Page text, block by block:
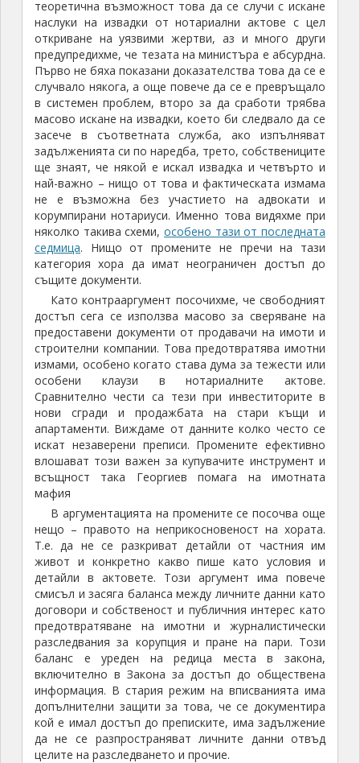
теоретична възможност това да се случи с искане
наслуки на извадки от нотариални актове с цел
откриване на уязвими жертви, аз и много други
предупредихме, че тезата на министъра е абсурдна.
Първо не бяха показани доказателства това да се е
случвало някога, а още повече да се е превръщало
в системен проблем, второ за да сработи трябва
масово искане на извадки, което би следвало да се
засече в съответната служба, ако изпълняват
задълженията си по наредба, трето, собствениците
ще знаят, че някой е искал извадка и четвърто и
най-важно – нищо от това и фактическата измама
не е възможна без участието на адвокати и
корумпирани нотариуси. Именно това видяхме при
няколко такива схеми, особено тази от последната
седмица. Нищо от промените не пречи на тази
категория хора да имат неограничен достъп до
същите документи.
Като контрааргумент посочихме, че свободният
достъп сега се използва масово за сверяване на
предоставени документи от продавачи на имоти и
строителни компании. Това предотвратява имотни
измами, особено когато става дума за тежести или
особени клаузи в нотариалните актове.
Сравнително чести са тези при инвеститорите в
нови сгради и продажбата на стари къщи и
апартаменти. Виждаме от данните колко често се
искат незаверени преписи. Промените ефективно
влошават този важен за купувачите инструмент и
всъщност така Георгиев помага на имотната
мафия
В аргументацията на промените се посочва още
нещо – правото на неприкосновеност на хората.
Т.е. да не се разкриват детайли от частния им
живот и конкретно какво пише като условия и
детайли в актовете. Този аргумент има повече
смисъл и засяга баланса между личните данни като
договори и собственост и публичния интерес като
предотвратяване на имотни и журналистически
разследвания за корупция и пране на пари. Този
баланс е уреден на редица места в закона,
включително в Закона за достъп до обществена
информация. В стария режим на вписванията има
допълнителни защити за това, че се документира
кой е имал достъп до преписките, има задължение
да не се разпространяват личните данни отвъд
целите на разследването и прочие.